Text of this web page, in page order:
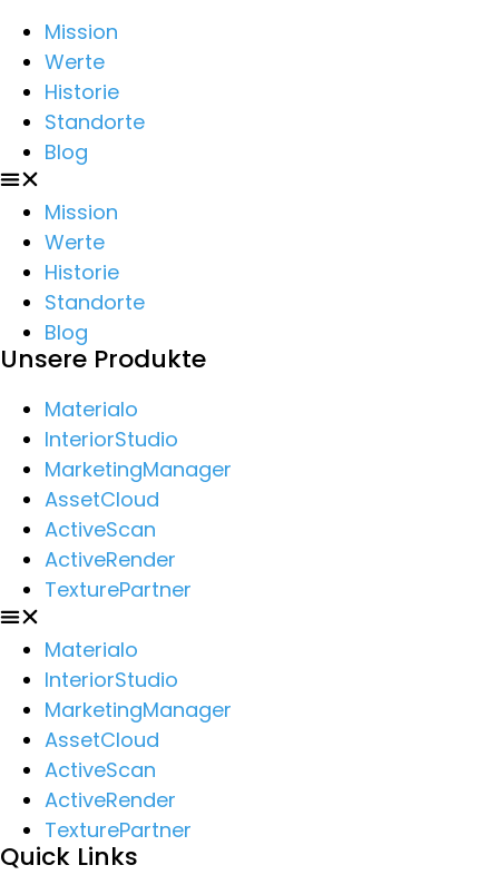
Mission
Werte
Historie
Standorte
Blog
Mission
Werte
Historie
Standorte
Blog
Unsere Produkte
Materialo
InteriorStudio
MarketingManager
AssetCloud
ActiveScan
ActiveRender
TexturePartner
Materialo
InteriorStudio
MarketingManager
AssetCloud
ActiveScan
ActiveRender
TexturePartner
Quick Links